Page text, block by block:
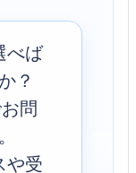
べば
？
問
や受